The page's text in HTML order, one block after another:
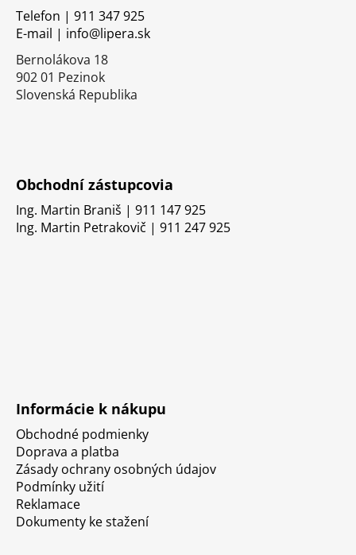
Telefon | 911 347 925
E-mail | info@lipera.sk
Bernolákova 18
902 01 Pezinok
Slovenská Republika
Obchodní zástupcovia
Ing. Martin Braniš | 911 147 925
Ing. Martin Petrakovič | 911 247 925
Informácie k nákupu
Obchodné podmienky
Doprava a platba
Zásady ochrany osobných údajov
Podmínky užití
Reklamace
Dokumenty ke stažení